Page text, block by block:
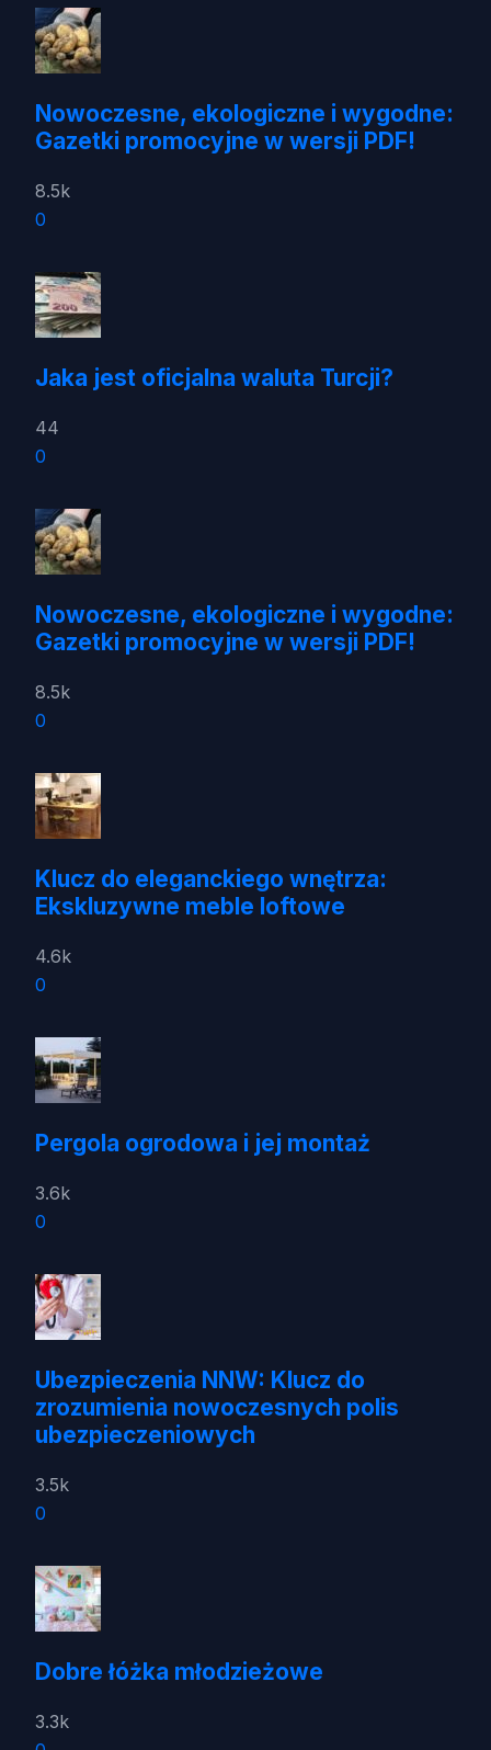
Nowoczesne, ekologiczne i wygodne:
Gazetki promocyjne w wersji PDF!
8.5k
0
Jaka jest oficjalna waluta Turcji?
44
0
Nowoczesne, ekologiczne i wygodne:
Gazetki promocyjne w wersji PDF!
8.5k
0
Klucz do eleganckiego wnętrza:
Ekskluzywne meble loftowe
4.6k
0
Pergola ogrodowa i jej montaż
3.6k
0
Ubezpieczenia NNW: Klucz do
zrozumienia nowoczesnych polis
ubezpieczeniowych
3.5k
0
Dobre łóżka młodzieżowe
3.3k